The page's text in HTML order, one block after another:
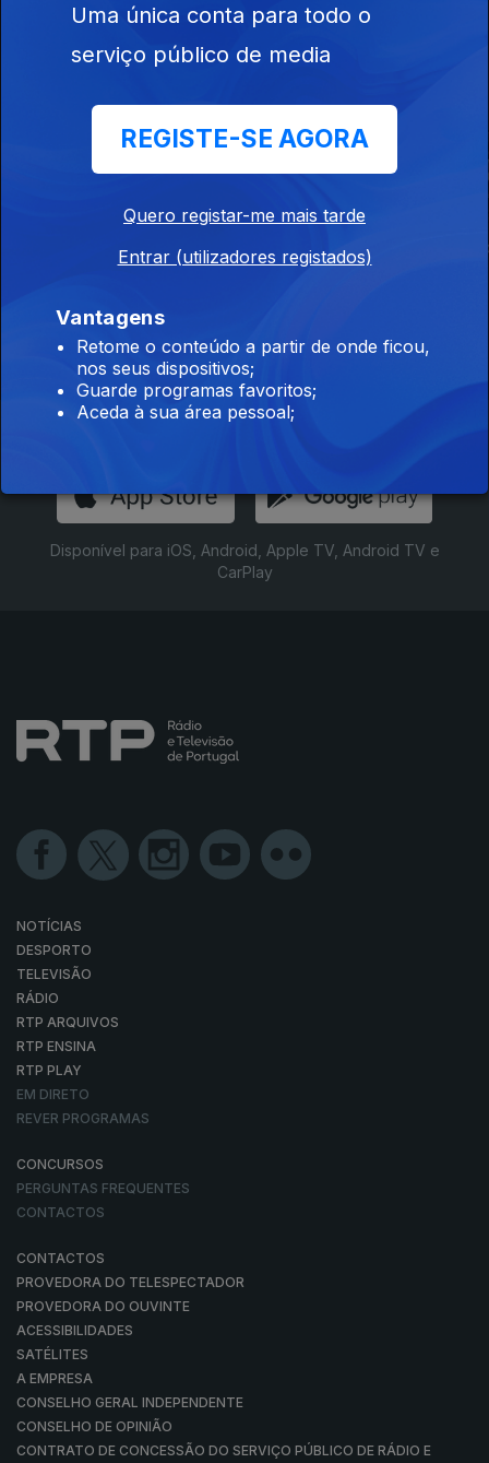
Este conteúdo faz parte de Humor
Porta Pró Milhão Voz de Cama The Daily
Disponível para iOS, Android, Apple TV, Android TV e
CarPlay
NOTÍCIAS
DESPORTO
TELEVISÃO
RÁDIO
RTP ARQUIVOS
RTP ENSINA
RTP PLAY
EM DIRETO
REVER PROGRAMAS
CONCURSOS
PERGUNTAS FREQUENTES
CONTACTOS
CONTACTOS
PROVEDORA DO TELESPECTADOR
PROVEDORA DO OUVINTE
ACESSIBILIDADES
SATÉLITES
A EMPRESA
CONSELHO GERAL INDEPENDENTE
CONSELHO DE OPINIÃO
CONTRATO DE CONCESSÃO DO SERVIÇO PÚBLICO DE RÁDIO E
Uma única conta para todo o
serviço público de media
REGISTE-SE AGORA
Quero registar-me mais tarde
Entrar (utilizadores registados)
Vantagens
Retome o conteúdo a partir de onde ficou,
nos seus dispositivos;
Guarde programas favoritos;
Aceda à sua área pessoal;